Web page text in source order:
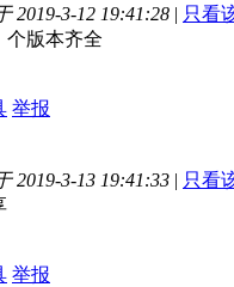
2019-3-12 19:41:28 | 只看
个版本齐全
举报
2019-3-13 19:41:33 | 只看
举报